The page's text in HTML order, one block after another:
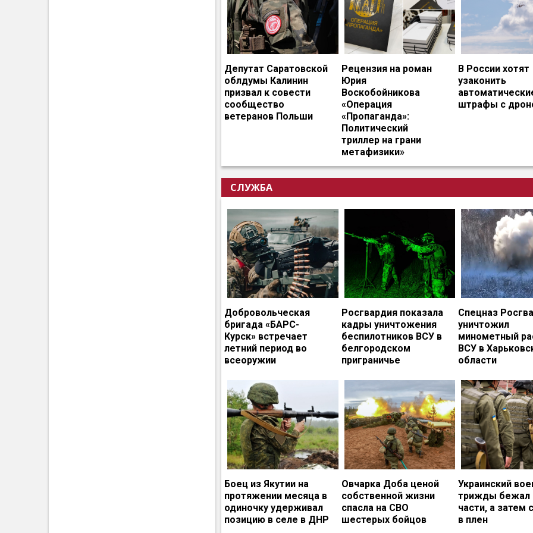
Депутат Саратовской
облдумы Калинин
призвал к совести
сообщество
ветеранов Польши
Рецензия на роман
Юрия
Воскобойникова
«Операция
«Пропаганда»:
Политический
триллер на грани
метафизики»
В России хотят
узаконить
штрафы с
СЛУЖБА
Добровольческая
бригада «БАРС-
Курск» встречает
летний период во
всеоружии
Росгвардия показала
кадры уничтожения
беспилотников ВСУ в
белгородском
приграничье
Спецназ
уничтожил
минометный
ВСУ в
области
Боец из Якутии на
протяжении месяца в
одиночку удерживал
позицию в селе в ДНР
Овчарка Доба ценой
собственной жизни
спасла на СВО
шестерых бойцов
Украинский
трижды бежал
части, а затем
в плен